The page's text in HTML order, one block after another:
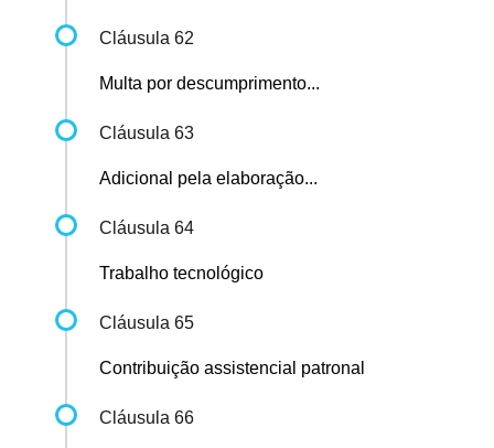
Cláusula 62
Multa por descumprimento...
Cláusula 63
Adicional pela elaboração...
Cláusula 64
Trabalho tecnológico
Cláusula 65
Contribuição assistencial patronal
Cláusula 66